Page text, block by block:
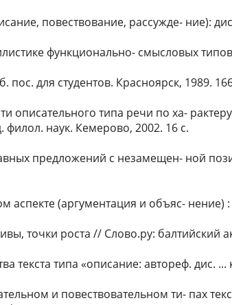
повествование, рассужде- ние):
функционально- смысловых
для студентов. Красноярск, 1989.
описательного типа речи по ха-
наук. Кемерово, 2002. 16 с.
предложений с незамещен- ной
(аргументация и объяс- нение)
точки роста // Слово.ру: балтийский
типа «описание: автореф. дис. ...
и повествовательном ти- пах